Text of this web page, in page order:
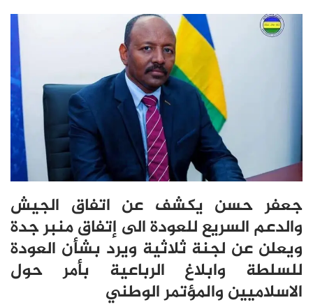
جعفر حسن يكشف عن اتفاق الجيش
والدعم السريع للعودة الى إتفاق منبر جدة
ويعلن عن لجنة ثلاثية ويرد بشأن العودة
للسلطة وابلاغ الرباعية بأمر حول
الاسلاميين والمؤتمر الوطني